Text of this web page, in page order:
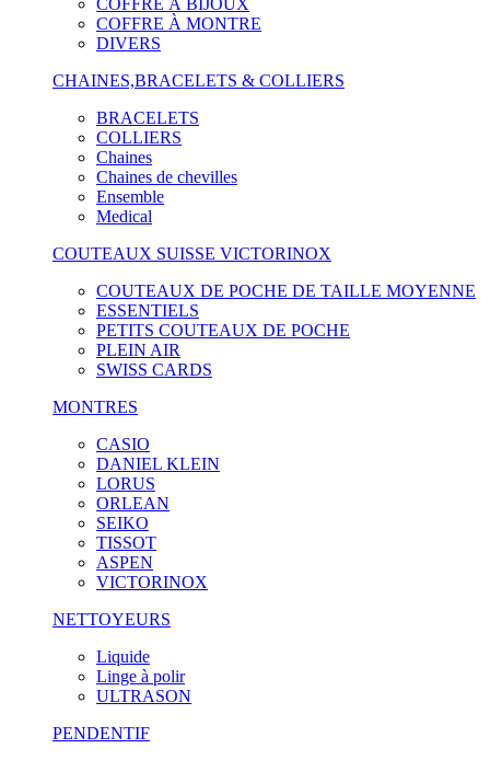
COFFRE À BIJOUX
COFFRE À MONTRE
DIVERS
CHAINES,BRACELETS & COLLIERS
BRACELETS
COLLIERS
Chaines
Chaines de chevilles
Ensemble
Medical
COUTEAUX SUISSE VICTORINOX
COUTEAUX DE POCHE DE TAILLE MOYENNE
ESSENTIELS
PETITS COUTEAUX DE POCHE
PLEIN AIR
SWISS CARDS
MONTRES
CASIO
DANIEL KLEIN
LORUS
ORLEAN
SEIKO
TISSOT
ASPEN
VICTORINOX
NETTOYEURS
Liquide
Linge à polir
ULTRASON
PENDENTIF